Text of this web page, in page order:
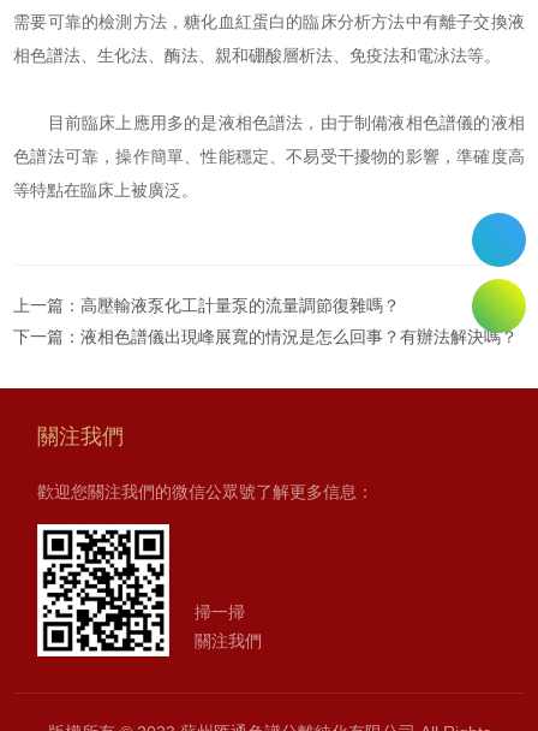
需要可靠的檢測方法，糖化血紅蛋白的臨床分析方法中有離子交換液
相色譜法、生化法、酶法、親和硼酸層析法、免疫法和電泳法等。
目前臨床上應用多的是液相色譜法，由于制備液相色譜儀的液相
色譜法可靠，操作簡單、性能穩定、不易受干擾物的影響，準確度高
等特點在臨床上被廣泛。
上一篇：高壓輸液泵化工計量泵的流量調節復雜嗎？
下一篇：液相色譜儀出現峰展寬的情況是怎么回事？有辦法解決嗎？
關注我們
歡迎您關注我們的微信公眾號了解更多信息：
掃一掃
關注我們